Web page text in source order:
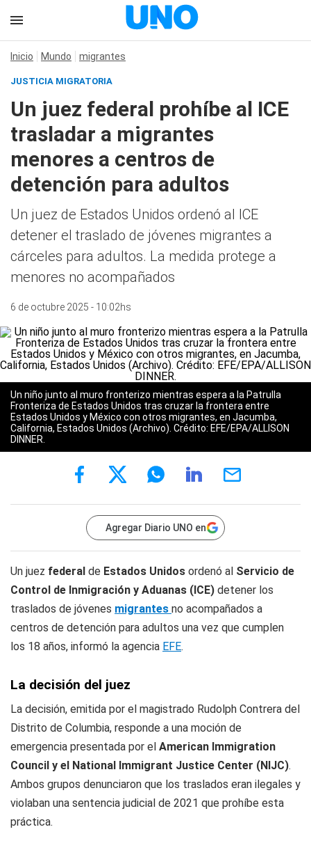
Inicio Mundo migrantes
JUSTICIA MIGRATORIA
Un juez federal prohíbe al ICE
trasladar a migrantes
menores a centros de
detención para adultos
Un juez de Estados Unidos ordenó al ICE
detener el traslado de jóvenes migrantes a
cárceles para adultos. La medida protege a
menores no acompañados
6 de octubre 2025 - 10:02hs
Un niño junto al muro fronterizo mientras espera a la Patrulla
Fronteriza de Estados Unidos tras cruzar la frontera entre
Estados Unidos y México con otros migrantes, en Jacumba,
California, Estados Unidos (Archivo). Crédito: EFE/EPA/ALLISON
DINNER.
Agregar Diario UNO en
Un juez federal de Estados Unidos ordenó al Servicio de
Control de Inmigración y Aduanas (ICE) detener los
traslados de jóvenes migrantes no acompañados a
centros de detención para adultos una vez que cumplen
los 18 años, informó la agencia EFE.
La decisión del juez
La decisión, emitida por el magistrado Rudolph Contrera del
Distrito de Columbia, responde a una moción de
emergencia presentada por el American Immigration
Council y el National Immigrant Justice Center (NIJC).
Ambos grupos denunciaron que los traslados eran ilegales y
violaban una sentencia judicial de 2021 que prohíbe esta
práctica.